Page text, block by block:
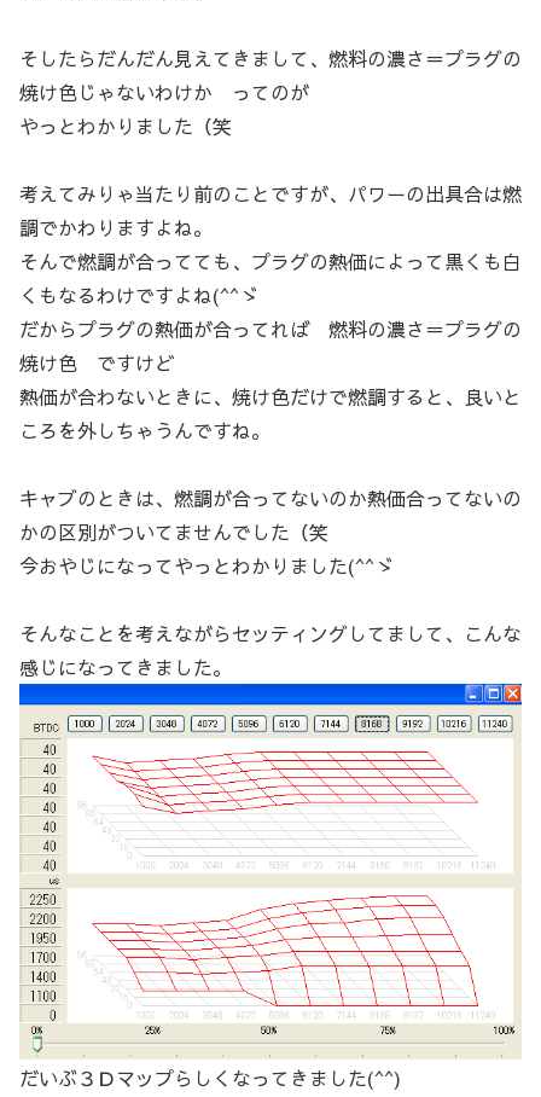
そしたらだんだん見えてきまして、燃料の濃さ＝プラグの
焼け色じゃないわけか ってのが
やっとわかりました（笑
考えてみりゃ当たり前のことですが、パワーの出具合は燃
調でかわりますよね。
そんで燃調が合ってても、プラグの熱価によって黒くも白
くもなるわけですよね(^^ゞ
だからプラグの熱価が合ってれば 燃料の濃さ＝プラグの
焼け色 ですけど
熱価が合わないときに、焼け色だけで燃調すると、良いと
ころを外しちゃうんですね。
キャブのときは、燃調が合ってないのか熱価合ってないの
かの区別がついてませんでした（笑
今おやじになってやっとわかりました(^^ゞ
そんなことを考えながらセッティングしてまして、こんな
感じになってきました。
だいぶ３Ｄマップらしくなってきました(^^)